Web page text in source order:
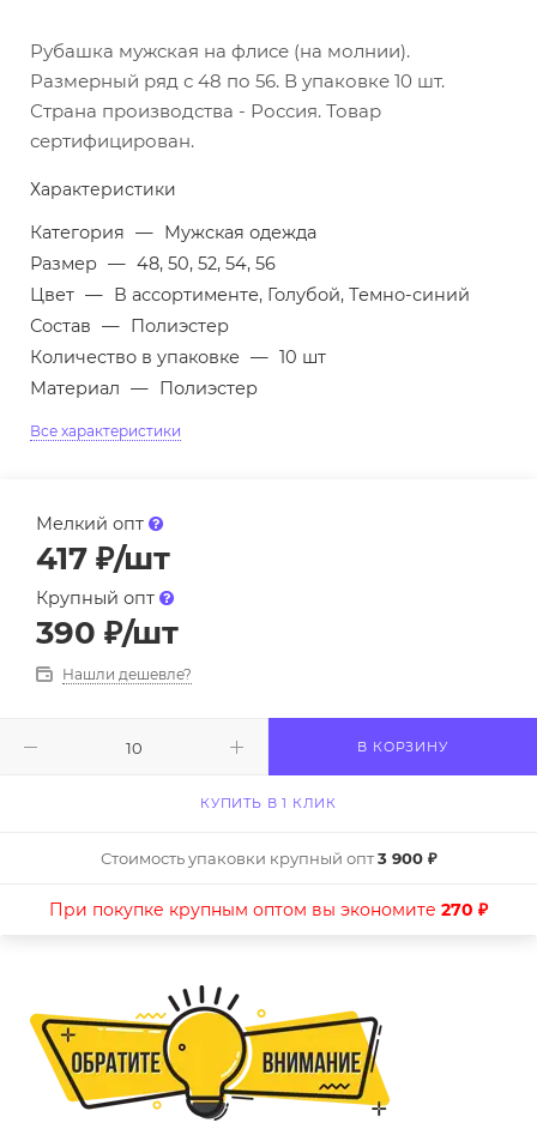
Рубашка мужская на флисе (на молнии).
Размерный ряд с 48 по 56. В упаковке 10 шт.
Страна производства - Россия. Товар
сертифицирован.
Характеристики
Категория — Мужская одежда
Размер — 48, 50, 52, 54, 56
Цвет — В ассортименте, Голубой, Темно-синий
Состав — Полиэстер
Количество в упаковке — 10 шт
Материал — Полиэстер
Все характеристики
Мелкий опт
417 ₽/шт
Крупный опт
390 ₽/шт
Нашли дешевле?
В КОРЗИНУ
КУПИТЬ В 1 КЛИК
Стоимость упаковки крупный опт3 900 ₽
При покупке крупным оптом вы экономите 270 ₽